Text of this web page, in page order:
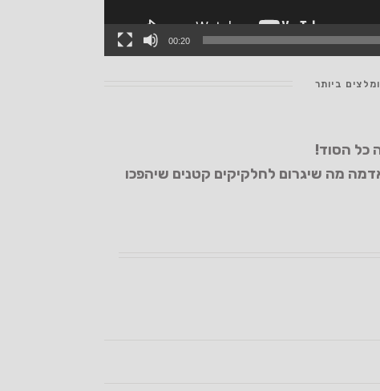
00:20
ביותר
כל הסוד!
מה שיגרום לחלקיקים קטנים שיהפכו